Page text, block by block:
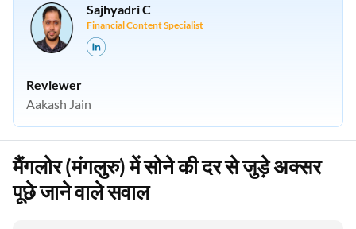
Sajhyadri C
Financial Content Specialist
Reviewer
Aakash Jain
मैंगलोर (मंगलुरु) में सोने की दर से जुड़े अक्सर
पूछे जाने वाले सवाल